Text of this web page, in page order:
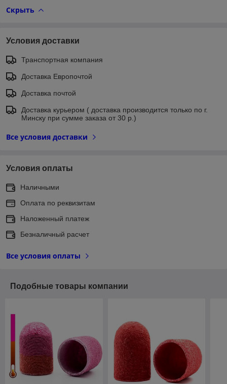
Скрыть
Условия доставки
Транспортная компания
Доставка Европочтой
Доставка почтой
Доставка курьером ( доставка производится только по г.
Минску при сумме заказа от 30 р.)
Все условия доставки
Условия оплаты
Наличными
Оплата по реквизитам
Наложенный платеж
Безналичный расчет
Все условия оплаты
Подобные товары компании